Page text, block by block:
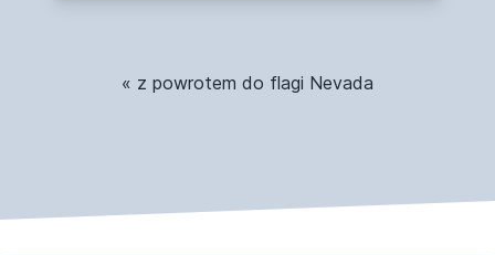
« z powrotem do flagi Nevada